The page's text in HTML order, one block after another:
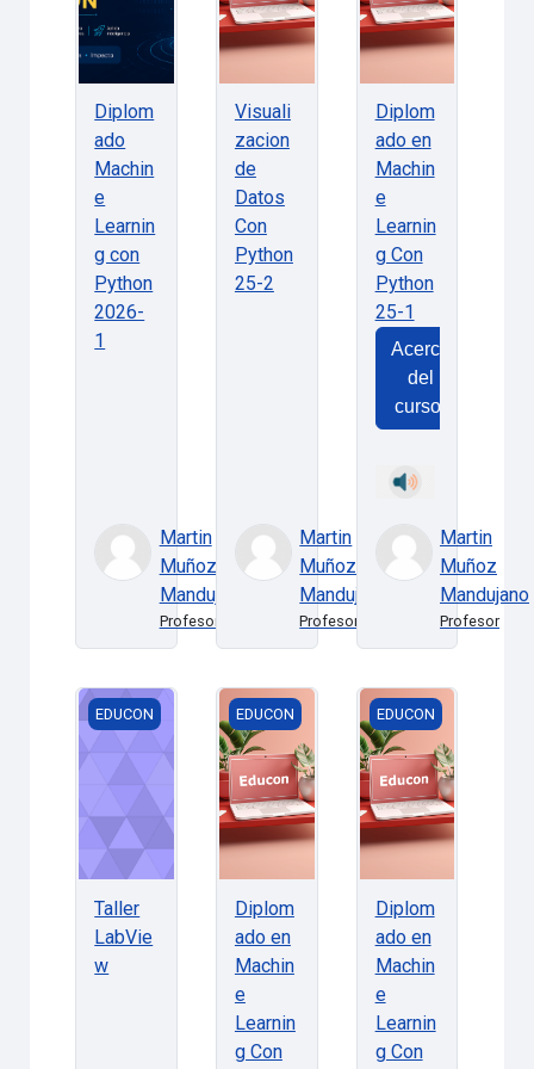
Diplom
ado
Machin
e
Learnin
g con
Python
2026-
1
Martin
Muñoz
Mandujano
Profesor
Visuali
zacion
de
Datos
Con
Python
25-2
Martin
Muñoz
Mandujano
Profesor
Diplom
ado en
Machin
e
Learnin
g Con
Python
25-1
Acerca
del
curso:
Martin
Muñoz
Mandujano
Profesor
Taller LabView
EDUCON
Taller
LabVie
w
Diplomado en Machine Learning
EDUCON
Diplom
ado en
Machin
e
Learnin
g Con
Diplomado en
EDUCON
Diplom
ado en
Machin
e
Learnin
g Con